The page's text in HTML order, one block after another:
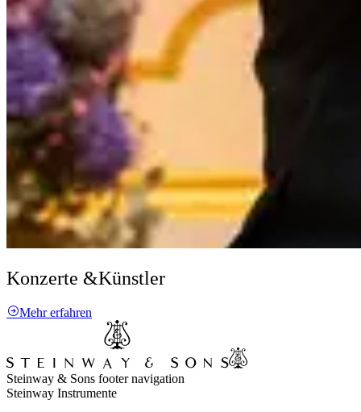
Konzerte &Künstler
Mehr erfahren
Steinway & Sons footer navigation
Steinway Instrumente